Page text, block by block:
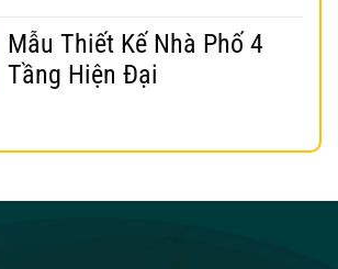
Mẫu Thiết Kế Nhà Phố 4
Tầng Hiện Đại